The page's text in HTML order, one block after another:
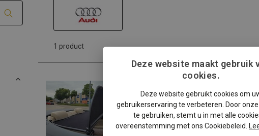
1 product
Audi A5 F57 windscherm
✔️ Gratis verzending ✔️ Morgen
Hottuni...
Lees meer
Deze website maakt gebruik
cookies.
Deze website gebruikt cookies om
gebruikerservaring te verbeteren. Door
te gebruiken, stemt u in met alle
overeenstemming met ons Cookiebeleid.